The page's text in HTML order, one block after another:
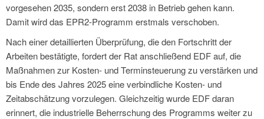
vorgesehen 2035, sondern erst 2038 in Betrieb gehen kann.
Damit wird das EPR2-Programm erstmals verschoben.
Nach einer detaillierten Überprüfung, die den Fortschritt der
Arbeiten bestätigte, fordert der Rat anschließend EDF auf, die
Maßnahmen zur Kosten- und Terminsteuerung zu verstärken und
bis Ende des Jahres 2025 eine verbindliche Kosten- und
Zeitabschätzung vorzulegen. Gleichzeitig wurde EDF daran
erinnert, die industrielle Beherrschung des Programms weiter zu